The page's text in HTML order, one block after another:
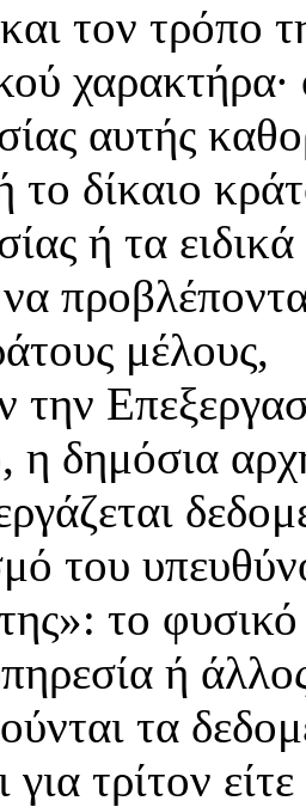
τον τρόπο
χαρακτήρα·
αυτής
δίκαιο
ή τα
μέλους,
την
δημόσια
του
το
ή
τα
για τρίτον